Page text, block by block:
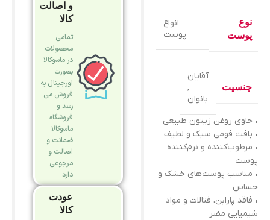
نوع
پوست
انواع
پوست
جنسیت
آقایان
,
بانوان
• حاوی روغن زیتون طبیعی
• بافت فومی سبک و لطیف
• مرطوب‌کننده و نرم‌کننده
پوست
• مناسب پوست‌های خشک و
حساس
• فاقد پارابن، فتالات و مواد
شیمیایی مضر
و اصالت
کالا
تمامی
محصولات
در ماسوکالا
بصورت
اورجینال به
فروش می
رسد و
فروشگاه
ماسوکالا
ضمانت و
اصالت و
مرجوعی
دارد
عودت
کالا